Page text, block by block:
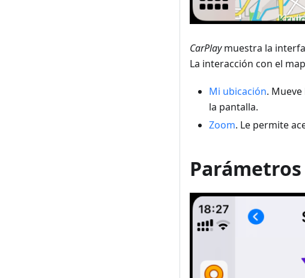
CarPlaymuestra la
La interacción con el
Mi ubicación.
la pantalla.
Zoom. Le permite